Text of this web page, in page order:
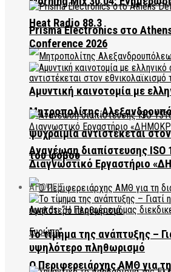
Heat Radio 88.3
Μητροπολίτης
ψυχραιμία αντιστέκεται
του φόβου
Ο Περιφερειάρχης ΑΜΘ για
Prisma Electronics στο
Conference 2026
Αμυντική καινοτομία με
Ανανέωση διαπίστευσης ISO
Διαγνωστικό Εργαστήριο
ΑΠΟΨΕΙΣ
Το τίμημα της ανάπτυξης –
υψηλότερο πληθωρισμό